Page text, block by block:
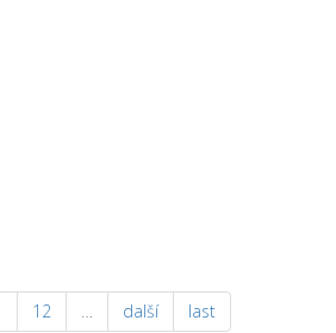
12 … další last